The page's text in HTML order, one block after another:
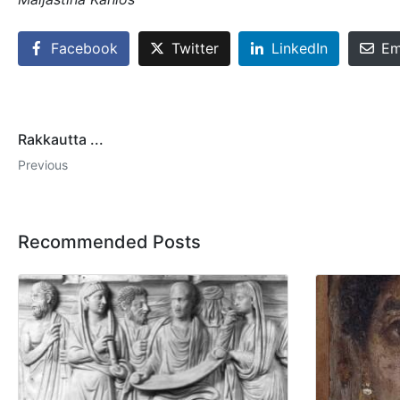
Facebook Twitter LinkedIn
Rakkautta ...
Previous
Recommended Posts